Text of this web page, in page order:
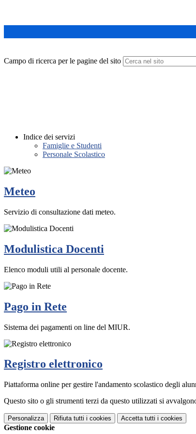
Campo di ricerca per le pagine del sito
Indice dei servizi
Famiglie e Studenti
Personale Scolastico
Meteo
Servizio di consultazione dati meteo.
Modulistica Docenti
Elenco moduli utili al personale docente.
Pago in Rete
Sistema dei pagamenti on line del MIUR.
Registro elettronico
Piattaforma online per gestire l'andamento scolastico degli
Questo sito o gli strumenti terzi da questo utilizzati si
Personalizza Rifiuta tutti i cookies Accetta tutti i cookies
Gestione cookie